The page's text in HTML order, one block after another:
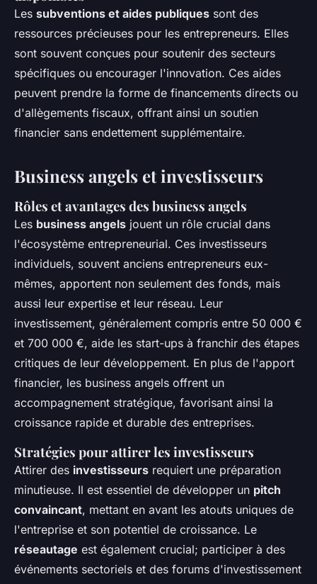
Les subventions et aides publiques sont des
ressources précieuses pour les entrepreneurs. Elles
sont souvent conçues pour soutenir des secteurs
spécifiques ou encourager l'innovation. Ces aides
peuvent prendre la forme de financements directs ou
d'allègements fiscaux, offrant ainsi un soutien
financier sans endettement supplémentaire.
Business angels et investisseurs
Rôles et avantages des business angels
Les business angels jouent un rôle crucial dans
l'écosystème entrepreneurial. Ces investisseurs
individuels, souvent anciens entrepreneurs eux-
mêmes, apportent non seulement des fonds, mais
aussi leur expertise et leur réseau. Leur
investissement, généralement compris entre 50 000 €
et 700 000 €, aide les start-ups à franchir des étapes
critiques de leur développement. En plus de l'apport
financier, les business angels offrent un
accompagnement stratégique, favorisant ainsi la
croissance rapide et durable des entreprises.
Stratégies pour attirer les investisseurs
Attirer des investisseurs requiert une préparation
minutieuse. Il est essentiel de développer un pitch
convaincant, mettant en avant les atouts uniques de
l'entreprise et son potentiel de croissance. Le
réseautage est également crucial; participer à des
événements sectoriels et des forums d'investissement